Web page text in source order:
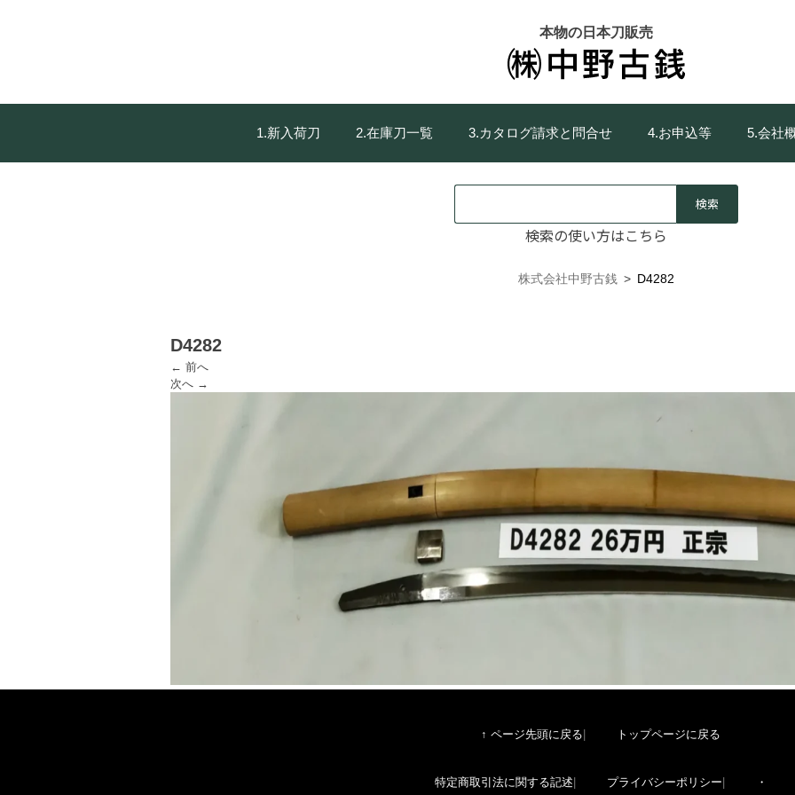
本物の日本刀販売
1.新入荷刀 2.在庫刀一覧 3.カタログ請求と問合せ 4.お申込等 5.会社
検索の使い方はこちら
株式会社中野古銭 > D4282
D4282
← 前へ
次へ →
↑ ページ先頭に戻る トップページに戻る
特定商取引法に関する記述 プライバシーポリシー ・